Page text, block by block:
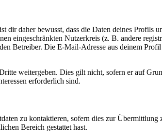
dir daher bewusst, dass die Daten deines
eingeschränkten Nutzerkreis (z. B. andere
Betreiber. Die E-Mail-Adresse aus deinem
weitergeben. Dies gilt nicht, sofern er auf
erforderlich sind.
zu kontaktieren, sofern dies zur
Bereich gestattet hast.